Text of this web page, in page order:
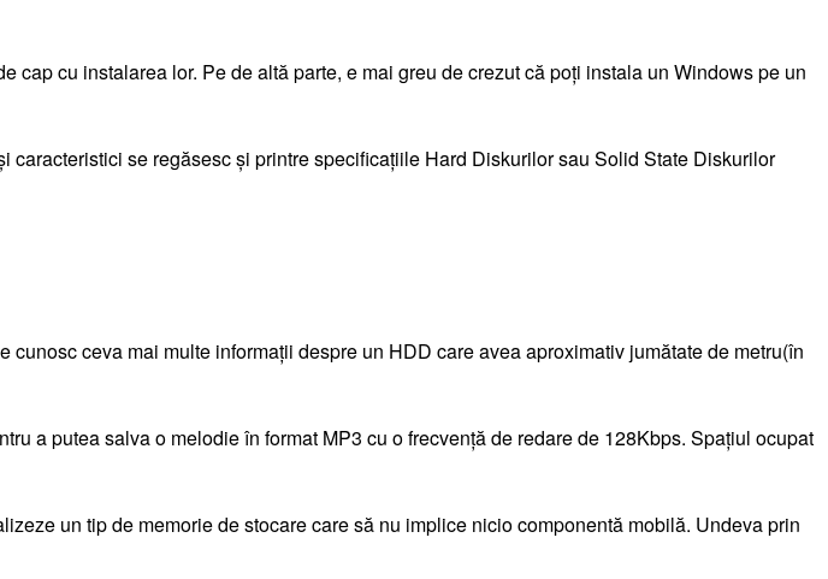
cap cu instalarea lor. Pe de altă parte, e mai greu de crezut că poți instala un Windows pe un
se regăsesc și printre specificațiile Hard Diskurilor sau Solid State Diskurilor
ceva mai multe informații despre un HDD care avea aproximativ jumătate de metru(în
a putea salva o melodie în format MP3 cu o frecvență de redare de 128Kbps. Spațiul ocupat
un tip de memorie de stocare care să nu implice nicio componentă mobilă. Undeva prin